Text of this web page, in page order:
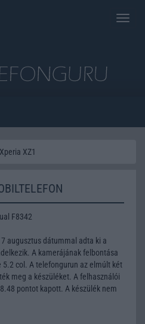
Toggle
XZ1
F8342
augusztus dátummal adta ki a
A kamerájának felbontása
col. A telefongurun az elmúlt két
meg a készüléket. A felhasználói
pontot kapott. A készülék nem